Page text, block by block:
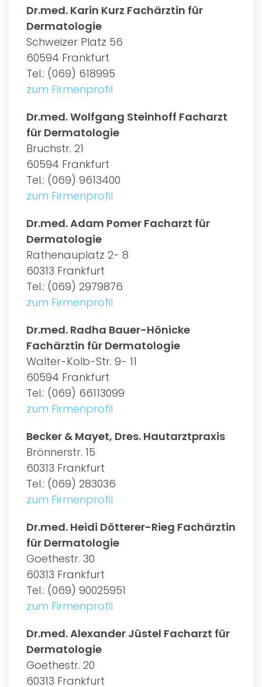
Dr.med. Karin Kurz Fachärztin für
Dermatologie
Schweizer Platz 56
60594 Frankfurt
Tel.: (069) 618995
zum Firmenprofil
Dr.med. Wolfgang Steinhoff Facharzt
für Dermatologie
Bruchstr. 21
60594 Frankfurt
Tel.: (069) 9613400
zum Firmenprofil
Dr.med. Adam Pomer Facharzt für
Dermatologie
Rathenauplatz 2- 8
60313 Frankfurt
Tel.: (069) 2979876
zum Firmenprofil
Dr.med. Radha Bauer-Hönicke
Fachärztin für Dermatologie
Walter-Kolb-Str. 9- 11
60594 Frankfurt
Tel.: (069) 66113099
zum Firmenprofil
Becker & Mayet, Dres. Hautarztpraxis
Brönnerstr. 15
60313 Frankfurt
Tel.: (069) 283036
zum Firmenprofil
Dr.med. Heidi Dötterer-Rieg Fachärztin
für Dermatologie
Goethestr. 30
60313 Frankfurt
Tel.: (069) 90025951
zum Firmenprofil
Dr.med. Alexander Jüstel Facharzt für
Dermatologie
Goethestr. 20
60313 Frankfurt